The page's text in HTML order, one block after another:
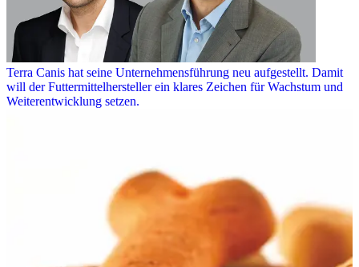
Terra Canis hat seine Unternehmensführung neu aufgestellt. Damit
will der Futtermittelhersteller ein klares Zeichen für Wachstum und
Weiterentwicklung setzen.